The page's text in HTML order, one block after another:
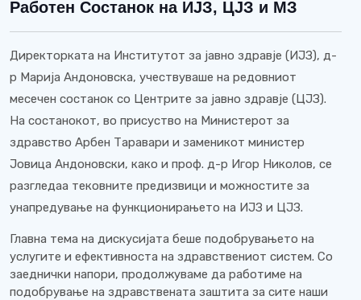
Работен Состанок на ИЈЗ, ЦЈЗ и МЗ
Директорката на Институтот за јавно здравје (ИЈЗ), д-
р Марија Андоновска, учествуваше на редовниот
месечен состанок со Центрите за јавно здравје (ЦЈЗ).
На состанокот, во присуство на Министерот за
здравство Арбен Таравари и заменикот министер
Јовица Андоновски, како и проф. д-р Игор Николов, се
разгледаа тековните предизвици и можностите за
унапредување на функционирањето на ИЈЗ и ЦЈЗ.
Главна тема на дискусијата беше подобрувањето на
услугите и ефективноста на здравствениот систем. Со
заеднички напори, продолжуваме да работиме на
подобрување на здравствената заштита за сите наши